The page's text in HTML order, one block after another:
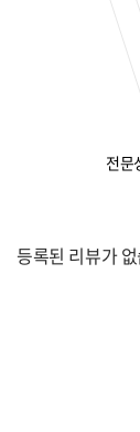
등록된 리뷰가